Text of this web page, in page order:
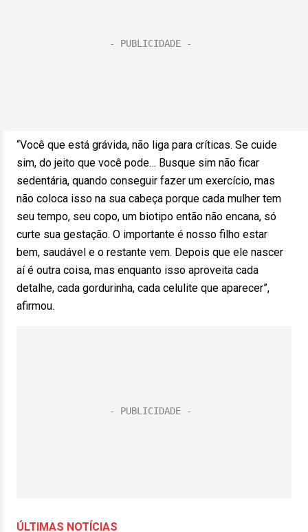
“Você que está grávida, não liga para críticas. Se cuide
sim, do jeito que você pode… Busque sim não ficar
sedentária, quando conseguir fazer um exercício, mas
não coloca isso na sua cabeça porque cada mulher tem
seu tempo, seu copo, um biotipo então não encana, só
curte sua gestação. O importante é nosso filho estar
bem, saudável e o restante vem. Depois que ele nascer
aí é outra coisa, mas enquanto isso aproveita cada
detalhe, cada gordurinha, cada celulite que aparecer”,
afirmou.